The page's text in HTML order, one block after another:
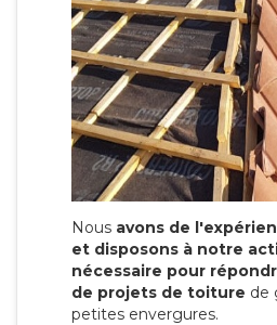
Nous avons de
et disposons à notre
nécessaire pour
de projets de toiture de
petites envergures.